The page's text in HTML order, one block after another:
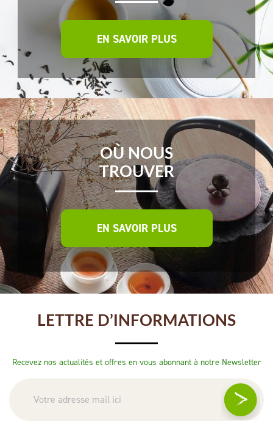
EN SAVOIR PLUS
OÙ NOUS
TROUVER
EN SAVOIR PLUS
LETTRE D’INFORMATIONS
Recevez nos actualités et offres en vous abonnant à notre Newsletter